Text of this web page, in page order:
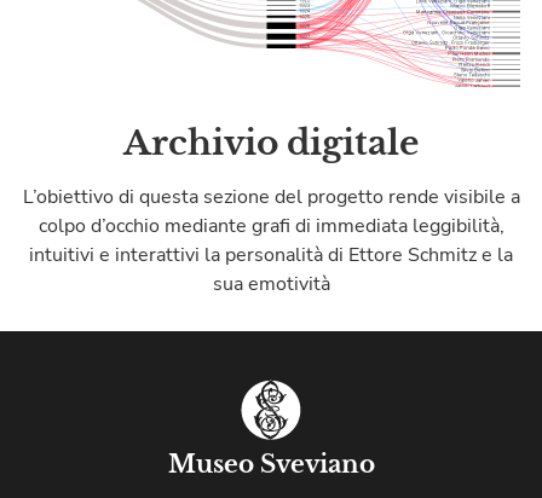
Archivio digitale
L’obiettivo di questa sezione del progetto rende visibile a
colpo d’occhio mediante grafi di immediata leggibilità,
intuitivi e interattivi la personalità di Ettore Schmitz e la
sua emotività
Museo Sveviano